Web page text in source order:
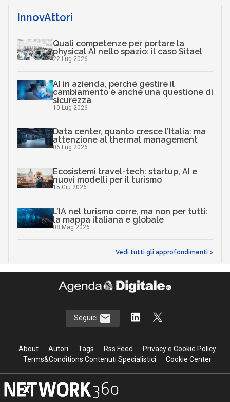
InnovAttori
Quali competenze per portare la
physical AI nello spazio: il caso Sitael
22 Lug 2026
AI in azienda, perché gestire il
cambiamento è anche una questione di
sicurezza
10 Lug 2026
Data center, quanto cresce l’Italia: ma
attenzione al thermal management
06 Lug 2026
Ecosistemi travel-tech: startup, AI e
nuovi modelli per il turismo
15 Giu 2026
L’IA nel turismo corre, ma non per tutti:
la mappa italiana e globale
08 Mag 2026
Vedi tutti gli approfondimenti >
Seguici
About Autori Tags Rss Feed
Privacy e Cookie Policy
Terms&Conditions Contenuti Specialistici
Cookie Center